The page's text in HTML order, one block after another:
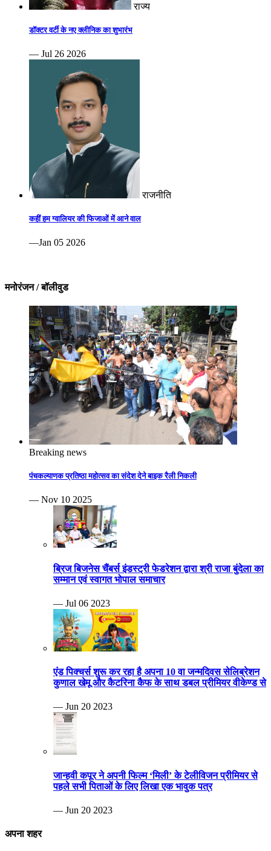
राज्य
डॉक्टर वर्टी के नए क्लीनिक का शुभारंभ
— Jul 26 2026
राजनीति
कहीं हम ग्वालियर की फिजाओं में आने वाल
—Jan 05 2026
मनोरंजन / बॉलीवुड
Breaking news
पंचकल्याणक प्रतिष्ठा महोत्सव का संदेश देने बाइक रैली निकली
— Nov 10 2025
ब्रिज बिजनेस चैंबर्स इंडस्ट्री फेडरेशन द्वारा श्री राजा बुंदेला का
सम्मान एवं स्वागत भोपाल समाचार
— Jul 06 2023
एंड पिक्चर्स शुरू कर रहा है अपना 10 वा जन्मदिवस सेलिब्रेशन
कुणाल खेमू और कैटरिना कैफ के साथ डबल प्रीमियर वीकेण्ड से
— Jun 20 2023
जान्हवी कपूर ने अपनी फिल्म ‘मिली’ के टेलीविजन प्रीमियर से
पहले सभी पिताओं के लिए लिखा एक भावुक पत्र
— Jun 20 2023
अपना शहर